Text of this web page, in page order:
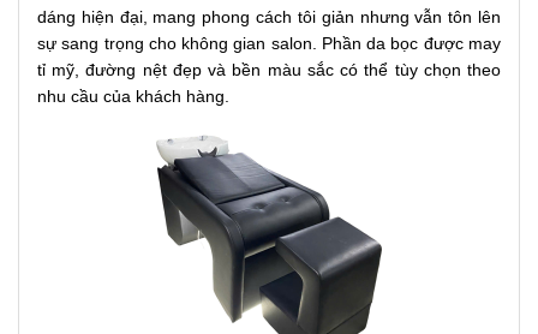
dáng hiện đại, mang phong cách tôi giản nhưng vẫn tôn lên
sự sang trọng cho không gian salon. Phần da bọc được may
tỉ mỹ, đường nệt đẹp và bền màu sắc có thể tùy chọn theo
nhu cầu của khách hàng.